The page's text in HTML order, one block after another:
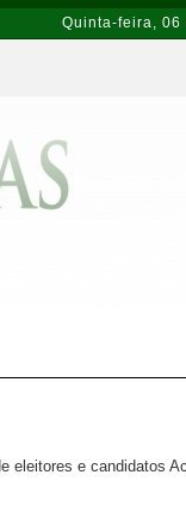
Quinta-feira, 06
eleitores e candidatos